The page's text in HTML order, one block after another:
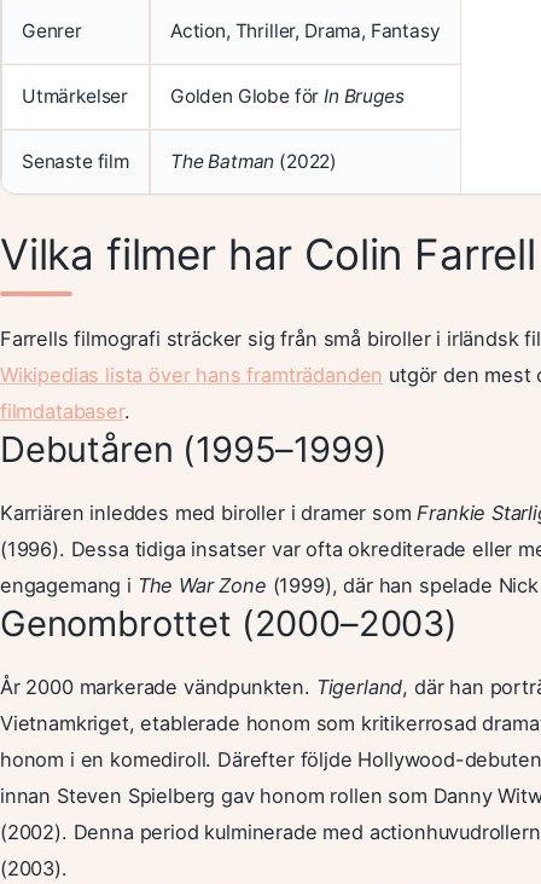
Genrer Action, Thriller, Drama, Fantasy
Utmärkelser Golden Globe förIn Bruges
Senaste film The Batman (2022)
Vilka filmer har Colin
Farrells filmografi sträcker sig från små biroller i irländsk
Wikipedias lista över hans framträdanden utgör den mest
filmdatabaser.
Debutåren (1995–1999)
Karriären inleddes med biroller i dramer somFrankie
(1996). Dessa tidiga insatser var ofta okrediterade eller
engagemang i The War Zone (1999), där han spelade
Genombrottet (2000–2003)
År 2000 markerade vändpunkten. Tigerland, där han
Vietnamkriget, etablerade honom som kritikerrosad
honom i en komediroll. Därefter följde Hollywood-
innan Steven Spielberg gav honom rollen som Danny
(2002). Denna period kulminerade med
(2003).